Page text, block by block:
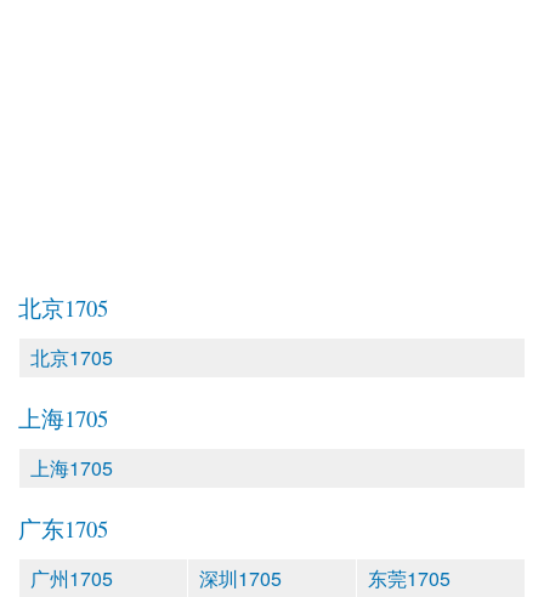
北京1705
北京1705
上海1705
上海1705
广东1705
广州1705 深圳1705
东莞1705